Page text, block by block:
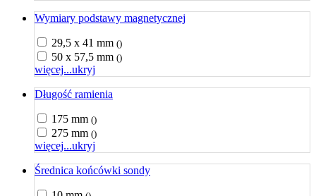
Wymiary podstawy magnetycznej
29,5 x 41 mm ()
50 x 57,5 mm ()
więcej...ukryj
Długość ramienia
175 mm ()
275 mm ()
więcej...ukryj
Średnica końcówki sondy